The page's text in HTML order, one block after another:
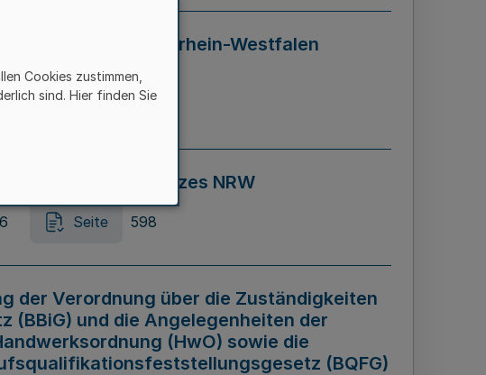
in Nordrhein-Westfalen
– LADG NRW)
Seite 595
Casinospiel Gesetzes NRW
Seite 598
der Verordnung über die Zuständigkeiten
(BBiG) und die Angelegenheiten der
(HwO) sowie die
(BQFG)
Cookies zustimmen,
sind. Hier finden Sie